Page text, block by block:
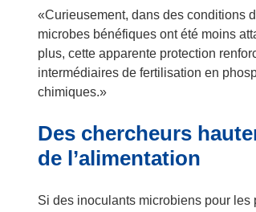
«Curieusement, dans des conditions
microbes bénéfiques ont été moins
plus, cette apparente protection
intermédiaires de fertilisation en
chimiques.»
Des chercheurs
de l’alimentation
Si des inoculants microbiens pour